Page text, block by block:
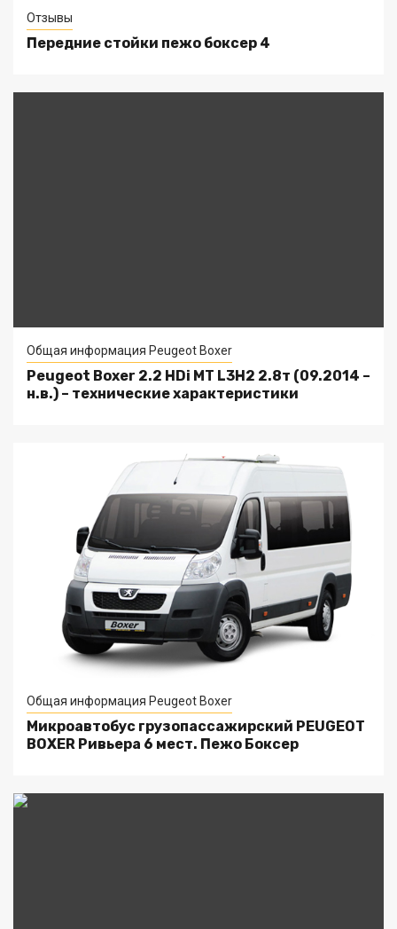
Отзывы
Передние стойки пежо боксер 4
Общая информация Peugeot Boxer
Peugeot Boxer 2.2 HDi MT L3H2 2.8т (09.2014 –
н.в.) – технические характеристики
Общая информация Peugeot Boxer
Микроавтобус грузопассажирский PEUGEOT
BOXER Ривьера 6 мест. Пежо Боксер